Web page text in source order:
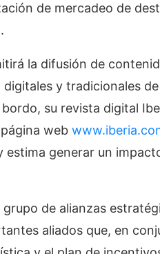
de mercadeo de
la difusión de
y tradicionales
su revista digital
web
estima generar un
de alianzas
aliados que, en